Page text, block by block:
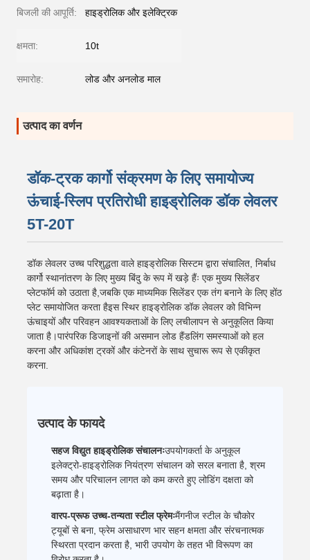
बिजली की आपूर्ति: हाइड्रोलिक और इलेक्ट्रिक
क्षमता: 10t
समारोह: लोड और अनलोड माल
उत्पाद का वर्णन
डॉक-ट्रक कार्गो संक्रमण के लिए समायोज्य
ऊंचाई-स्लिप प्रतिरोधी हाइड्रोलिक डॉक लेवलर
5T-20T
डॉक लेवलर उच्च परिशुद्धता वाले हाइड्रोलिक सिस्टम द्वारा संचालित, निर्बाध
कार्गो स्थानांतरण के लिए मुख्य बिंदु के रूप में खड़े हैंः एक मुख्य सिलेंडर
प्लेटफॉर्म को उठाता है,जबकि एक माध्यमिक सिलेंडर एक तंग बनाने के लिए होंठ
प्लेट समायोजित करता हैइस स्थिर हाइड्रोलिक डॉक लेवलर को विभिन्न
ऊंचाइयों और परिवहन आवश्यकताओं के लिए लचीलापन से अनुकूलित किया
जाता है।पारंपरिक डिजाइनों की असमान लोड हैंडलिंग समस्याओं को हल
करना और अधिकांश ट्रकों और कंटेनरों के साथ सुचारू रूप से एकीकृत
करना.
उत्पाद के फायदे
सहज विद्युत हाइड्रोलिक संचालनःउपयोगकर्ता के अनुकूल
इलेक्ट्रो-हाइड्रोलिक नियंत्रण संचालन को सरल बनाता है, श्रम
समय और परिचालन लागत को कम करते हुए लोडिंग दक्षता को
बढ़ाता है।
वारप-प्रूफ उच्च-तन्यता स्टील फ्रेमःमैंगनीज स्टील के चौकोर
ट्यूबों से बना, फ्रेम असाधारण भार सहन क्षमता और संरचनात्मक
स्थिरता प्रदान करता है, भारी उपयोग के तहत भी विरूपण का